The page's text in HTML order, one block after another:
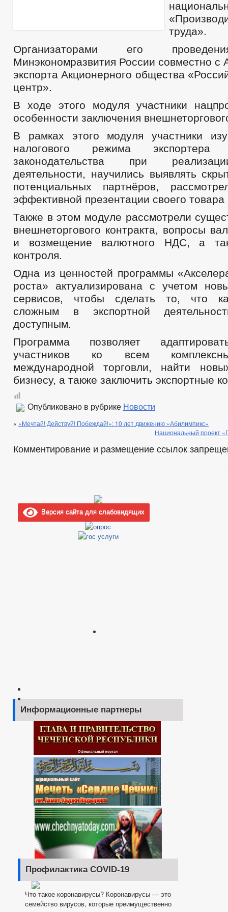
ПОРЯДОК ОБЖАЛОВАНИЯ МУНИЦИПАЛЬНЫХ
ПОРЯДОК ОБЖАЛОВАНИЯ НПА
РАСПОРЯЖЕНИЯ
АДМИНИСТРАТИВНЫЕ РЕГЛАМЕНТЫ
БЮДЖЕТ
БЮДЖЕТ ПО ГОДАМ
ОТЧЕТ ОБ ИСПОЛНЕНИИ БЮДЖЕТА
_
МУНИЦИПАЛЬНЫЕ УСЛУГИ
МУНИЦИПАЛЬНЫЕ УСЛУГИ
ПРИЕМ ГРАЖДАН
ОБРАЩЕНИЕ К ГЛАВЕ
ГРАФИК ПРИЕМА
ФОРМА ОБРАЩЕНИЙ И ЗАЯВЛЕНИЙ
труда».
Организаторами его
Минэкономразвития России совместно
экспорта Акционерного общества
центр».
В ходе этого модуля участники
особенности заключения
В рамках этого модуля участники
налогового режима
законодательства при
деятельности, научились выявлять
потенциальных партнёров,
эффективной презентации своего товара
Также в этом модуле рассмотрели
внешнеторгового контракта, вопросы
и возмещение валютного НДС, а
контроля.
Одна из ценностей программы
роста» актуализирована с учетом
сервисов, чтобы сделать то, что
сложным в экспортной
доступным.
Программа позволяет
участников ко всем
международной торговли, найти
бизнесу, а также заключить экспортные
Опубликовано в рубрике Новости
« «Мечтай! Действуй! Побеждай!»: 10 лет движению «Абилимпикс»
Национальный проект
Комментирование и размещение ссылок
Версия сайта для слабовидящих
Информационные партнеры
Профилактика COVID-19
Что такое коронавирусы? Коронавирусы — это
семейство вирусов, которые преимущественно